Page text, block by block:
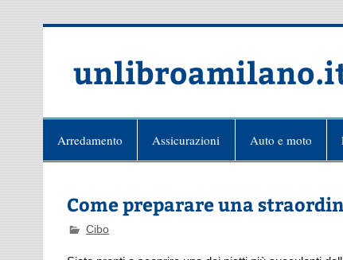
Arredamento Assicurazioni Auto e moto
Come preparare una
Cibo